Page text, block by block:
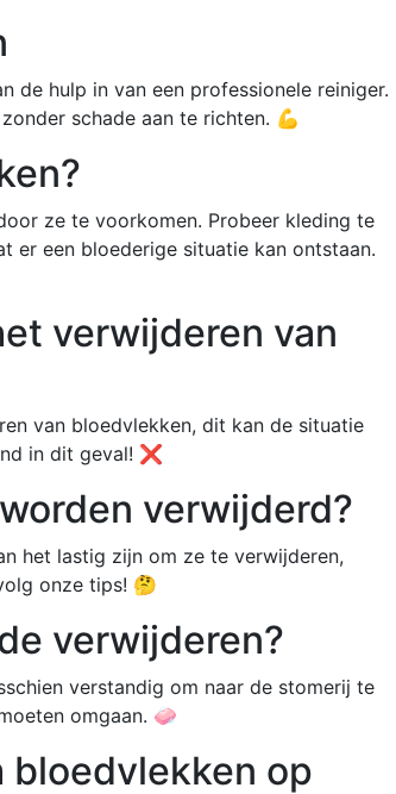
de hulp in van een professionele reiniger.
schade aan te richten. 💪
ze te voorkomen. Probeer kleding te
er een bloederige situatie kan ontstaan.
verwijderen van
van bloedvlekken, dit kan de situatie
in dit geval! ❌
verwijderd?
het lastig zijn om ze te verwijderen,
onze tips! 🤔
verwijderen?
verstandig om naar de stomerij te
omgaan. 🧼
bloedvlekken op